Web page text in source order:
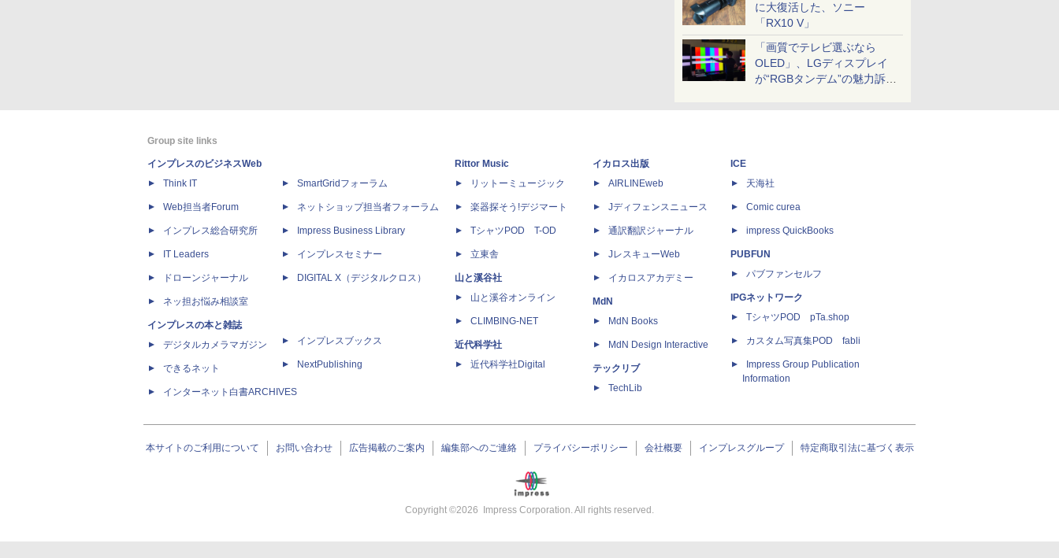
に大復活した、ソニー
「RX10 V」
「画質でテレビ選ぶなら
OLED」、LGディスプレイ
が“RGBタンデム”の魅力訴
Group site links
インプレスのビジネスWeb
Think IT
Web担当者Forum
インプレス総合研究所
IT Leaders
ドローンジャーナル
ネッ担お悩み相談室
インプレスの本と雑誌
デジタルカメラマガジン
できるネット
インターネット白書ARCHIVES
SmartGridフォーラム
ネットショップ担当者フォーラム
Impress Business Library
インプレスセミナー
DIGITAL X（デジタルクロス）
インプレスブックス
NextPublishing
Rittor Music
リットーミュージック
楽器探そう!デジマート
TシャツPOD T-OD
立東舎
山と溪谷社
山と溪谷オンライン
CLIMBING-NET
近代科学社
近代科学社Digital
イカロス出版
AIRLINEweb
Jディフェンスニュース
通訳翻訳ジャーナル
JレスキューWeb
イカロスアカデミー
MdN
MdN Books
MdN Design Interactive
テックリブ
TechLib
ICE
天海社
Comic curea
impress QuickBooks
PUBFUN
パブファンセルフ
IPGネットワーク
TシャツPOD pTa.shop
カスタム写真集POD fabli
Impress Group Publication
Information
本サイトのご利用について お問い合わせ 広告掲載のご案内 編集部へのご連絡 プライバシーポリシー 会社概要 インプレスグループ 特定商取引法に基づく表示
Copyright ©2026 Impress Corporation. All rights reserved.